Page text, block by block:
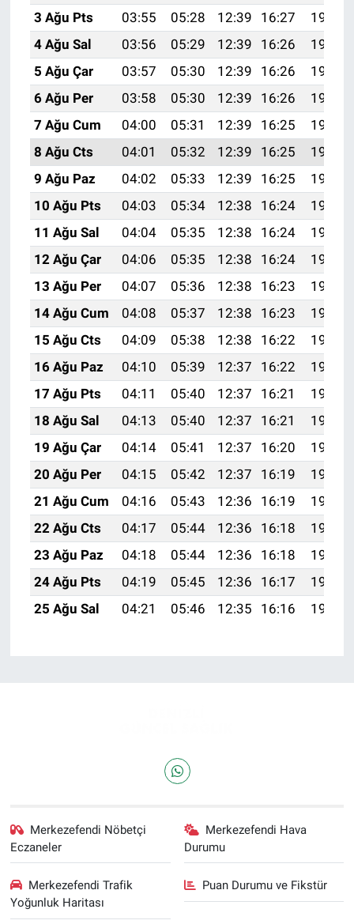
3 Ağu Pts
03:55 05:28 12:39 16:27
19:41
4 Ağu Sal
03:56 05:29 12:39 16:26
19:40
5 Ağu Çar
03:57 05:30 12:39 16:26
19:39
6 Ağu Per
03:58 05:30 12:39 16:26
19:38
7 Ağu Cum
04:00 05:31 12:39 16:25
19:37
8 Ağu Cts
04:01 05:32 12:39 16:25
19:35
9 Ağu Paz
04:02 05:33 12:39 16:25
19:34
10 Ağu Pts
04:03 05:34 12:38 16:24
19:33
11 Ağu Sal
04:04 05:35 12:38 16:24
19:32
12 Ağu Çar
04:06 05:35 12:38 16:24
19:31
13 Ağu Per
04:07 05:36 12:38 16:23
19:30
14 Ağu Cum
04:08 05:37 12:38 16:23
19:29
15 Ağu Cts
04:09 05:38 12:38 16:22
19:27
16 Ağu Paz
04:10 05:39 12:37 16:22
19:26
17 Ağu Pts
04:11 05:40 12:37 16:21
19:25
18 Ağu Sal
04:13 05:40 12:37 16:21
19:24
19 Ağu Çar
04:14 05:41 12:37 16:20
19:22
20 Ağu Per
04:15 05:42 12:37 16:19
19:21
21 Ağu Cum
04:16 05:43 12:36 16:19
19:20
22 Ağu Cts
04:17 05:44 12:36 16:18
19:19
23 Ağu Paz
04:18 05:44 12:36 16:18
19:17
24 Ağu Pts
04:19 05:45 12:36 16:17
19:16
25 Ağu Sal
04:21 05:46 12:35 16:16 19:14
Merkezefendi Nöbetçi
Eczaneler
Merkezefendi Hava
Durumu
Merkezefendi Trafik
Yoğunluk Haritası
Puan Durumu ve Fikstür